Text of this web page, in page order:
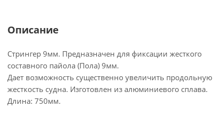
Описание
Стрингер 9мм. Предназначен для фиксации жесткого
составного пайола (Пола) 9мм.
Дает возможность существенно увеличить продольную
жесткость судна. Изготовлен из алюминиевого сплава.
Длина: 750мм.